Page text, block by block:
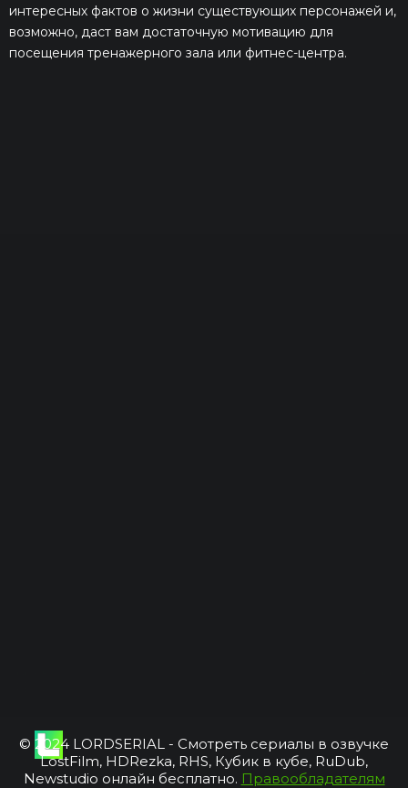
интересных фактов о жизни существующих персонажей и,
возможно, даст вам достаточную мотивацию для
посещения тренажерного зала или фитнес-центра.
© 2024 LORDSERIAL - Смотреть сериалы в озвучке
LostFilm, HDRezka, RHS, Кубик в кубе, RuDub,
Newstudio онлайн бесплатно. Правообладателям